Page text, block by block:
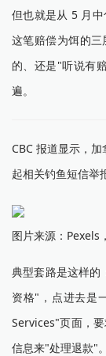
但也就是从 5 月
这笔赔偿为饵的
的、还是"听说有
遍。
CBC 报道显示，
起相关钓鱼短信举
图片来源：Pexels
典型套路是这样的
资格"，点进去是
Services"页面，
信息来"处理退款"。